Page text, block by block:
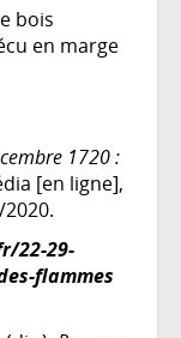
bois
en marge
1720 :
[en ligne],
22-29-
flammes